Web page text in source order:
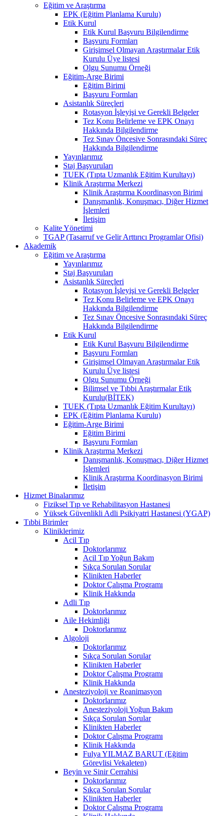
Eğitim ve Araştırma
EPK (Eğitim Planlama Kurulu)
Etik Kurul
Etik Kurul Başvuru Bilgilendirme
Başvuru Formları
Girişimsel Olmayan Araştırmalar Etik
Kurulu Üye listesi
Olgu Sunumu Örneği
Eğitim-Arge Birimi
Eğitim Birimi
Başvuru Formları
Asistanlık Süreçleri
Rotasyon İşleyişi ve Gerekli Belgeler
Tez Konu Belirleme ve EPK Onayı
Hakkında Bilgilendirme
Tez Sınav Öncesive Sonrasındaki Süreç
Hakkında Bilgilendirme
Yayınlarımız
Staj Başvuruları
TUEK (Tıpta Uzmanlık Eğitim Kurultayı)
Klinik Araştırma Merkezi
Klinik Araştırma Koordinasyon Birimi
Danışmanlık, Konuşmacı, Diğer Hizmet
İşlemleri
İletişim
Kalite Yönetimi
TGAP (Tasarruf ve Gelir Arttırıcı Programlar Ofisi)
Akademik
Eğitim ve Araştırma
Yayınlarımız
Staj Başvuruları
Asistanlık Süreçleri
Rotasyon İşleyişi ve Gerekli Belgeler
Tez Konu Belirleme ve EPK Onayı
Hakkında Bilgilendirme
Tez Sınav Öncesive Sonrasındaki Süreç
Hakkında Bilgilendirme
Etik Kurul
Etik Kurul Başvuru Bilgilendirme
Başvuru Formları
Girişimsel Olmayan Araştırmalar Etik
Kurulu Üye listesi
Olgu Sunumu Örneği
Bilimsel ve Tıbbi Araştırmalar Etik
Kurulu(BİTEK)
TUEK (Tıpta Uzmanlık Eğitim Kurultayı)
EPK (Eğitim Planlama Kurulu)
Eğitim-Arge Birimi
Eğitim Birimi
Başvuru Formları
Klinik Araştırma Merkezi
Danışmanlık, Konuşmacı, Diğer Hizmet
İşlemleri
Klinik Araştırma Koordinasyon Birimi
İletişim
Hizmet Binalarımız
Fiziksel Tıp ve Rehabilitasyon Hastanesi
Yüksek Güvenlikli Adli Psikiyatri Hastanesi (YGAP)
Tıbbi Birimler
Kliniklerimiz
Acil Tıp
Doktorlarımız
Acil Tıp Yoğun Bakım
Sıkça Sorulan Sorular
Klinikten Haberler
Doktor Çalışma Programı
Klinik Hakkında
Adli Tıp
Doktorlarımız
Aile Hekimliği
Doktorlarımız
Algoloji
Doktorlarımız
Sıkça Sorulan Sorular
Klinikten Haberler
Doktor Çalışma Programı
Klinik Hakkında
Anesteziyoloji ve Reanimasyon
Doktorlarımız
Anesteziyoloji Yoğun Bakım
Sıkça Sorulan Sorular
Klinikten Haberler
Doktor Çalışma Programı
Klinik Hakkında
Fulya YILMAZ BARUT (Eğitim
Görevlisi Vekaleten)
Beyin ve Sinir Cerrahisi
Doktorlarımız
Sıkça Sorulan Sorular
Klinikten Haberler
Doktor Çalışma Programı